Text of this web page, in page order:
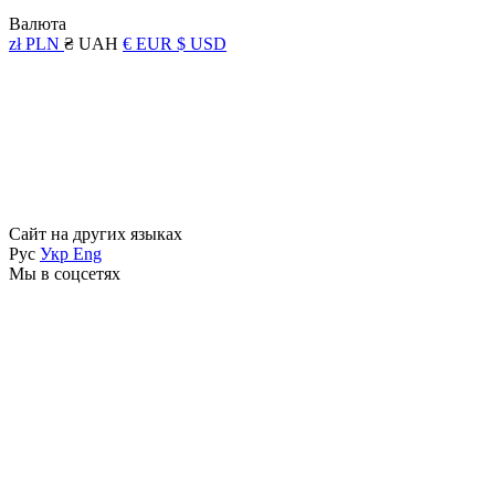
Валюта
zł PLN ₴ UAH € EUR $ USD
Сайт на других языках
Рус Укр Eng
Мы в соцсетях